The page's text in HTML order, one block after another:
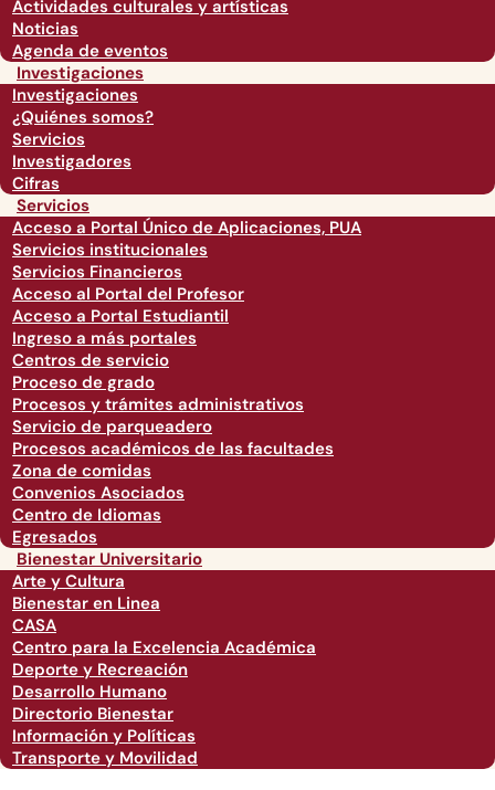
Actividades culturales y artísticas
Noticias
Agenda de eventos
Investigaciones
Investigaciones
¿Quiénes somos?
Servicios
Investigadores
Cifras
Servicios
Acceso a Portal Único de Aplicaciones, PUA
Servicios institucionales
Servicios Financieros
Acceso al Portal del Profesor
Acceso a Portal Estudiantil
Ingreso a más portales
Centros de servicio
Proceso de grado
Procesos y trámites administrativos
Servicio de parqueadero
Procesos académicos de las facultades
Zona de comidas
Convenios Asociados
Centro de Idiomas
Egresados
Bienestar Universitario
Arte y Cultura
Bienestar en Linea
CASA
Centro para la Excelencia Académica
Deporte y Recreación
Desarrollo Humano
Directorio Bienestar
Información y Políticas
Transporte y Movilidad